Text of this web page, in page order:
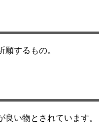
するもの。
い物とされています。